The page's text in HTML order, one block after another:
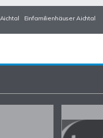
Einfamilienhäuser Aichtal